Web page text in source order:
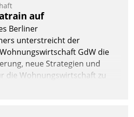
auf
Berliner
unterstreicht der
GdW die
neue Strategien und
die Wohnungswirtschaft zu